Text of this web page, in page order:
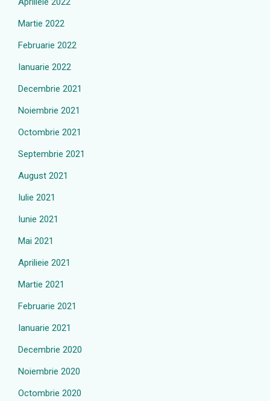
Martie 2022
Februarie 2022
Ianuarie 2022
Decembrie 2021
Noiembrie 2021
Octombrie 2021
Septembrie 2021
August 2021
Iulie 2021
Iunie 2021
Mai 2021
Aprilieie 2021
Martie 2021
Februarie 2021
Ianuarie 2021
Decembrie 2020
Noiembrie 2020
Octombrie 2020